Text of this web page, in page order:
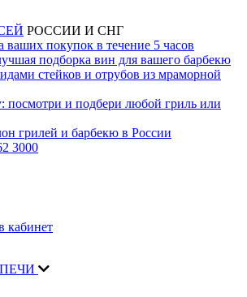
РОССИИ И СНГ
ваших покупок в течение 5 часов
подборка вин для вашего барбекю
стейков и отрубов из мраморной
посмотри и подбери любой гриль или
грилей и барбекю в России
3000
кабинет